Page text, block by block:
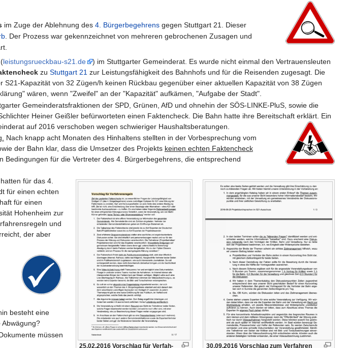
im Zuge der Ablehnung des 4. Bürgerbegehrens gegen Stuttgart 21. Dieser
. Der Prozess war gekennzeichnet von mehreren gebrochenen Zusagen und
leistungsrueckbau-s21.de
) im Stuttgarter Gemeinderat. Es wurde nicht einmal den Vertrauensleuten
zu Stuttgart 21zur Leistungsfähigkeit des Bahnhofs und für die Reisenden zugesagt. Die
Kapazität von 32 Zügen/h keinen Rückbau gegenüber einer aktuellen Kapazität von 38 Zügen
wären, wenn "Zweifel" an der "Kapazität" aufkämen, "Aufgabe der Stadt".
Gemeinderatsfraktionen der SPD, Grünen, AfD und ohnehin der SÖS-LINKE-PluS, sowie die
Heiner Geißler befürworteten einen Faktencheck. Die Bahn hatte ihre Bereitschaft erklärt. Ein
auf 2016 verschoben wegen schwieriger Haushaltsberatungen.
Nach knapp acht Monaten des Hinhaltens stellten in der Vorbesprechung vom
der Bahn klar, dass die Umsetzer des Projekts keinen echten Faktencheck
Bedingungen für die Vertreter des 4. Bürgerbegehrens, die entsprechend
30.09.2016 Vorschlag zum Verfahren
25.02.2016 Vorschlag für Verfah­
für das 4.
für einen echten
für einen
Hohenheim zur
und
der aber
besteht eine
müssen